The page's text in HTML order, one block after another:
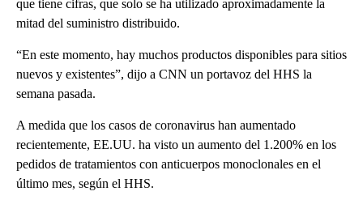
que tiene cifras, que solo se ha utilizado aproximadamente la
mitad del suministro distribuido.
“En este momento, hay muchos productos disponibles para sitios
nuevos y existentes”, dijo a CNN un portavoz del HHS la
semana pasada.
A medida que los casos de coronavirus han aumentado
recientemente, EE.UU. ha visto un aumento del 1.200% en los
pedidos de tratamientos con anticuerpos monoclonales en el
último mes, según el HHS.